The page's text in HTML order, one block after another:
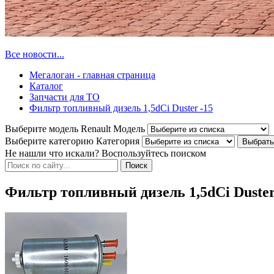
Все новости...
Мегалоган - главная страница
Каталог
Запчасти для ТО
Фильтр топливный дизель 1,5dCi Duster -15
Выберите модель Renault Модель
Выберите категорию Категория
Не нашли что искали? Воспользуйтесь поиском
Фильтр топливный дизель 1,5dCi